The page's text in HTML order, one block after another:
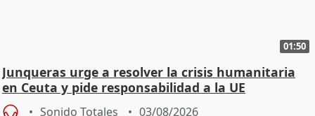
01:50
Junqueras urge a resolver la crisis humanitaria
en Ceuta y pide responsabilidad a la UE
Sonido Totales 03/08/2026